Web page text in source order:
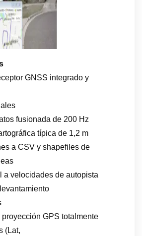
GNSS integrado y
fusionada de 200 Hz
típica de 1,2 m
a CSV y shapefiles de
a velocidades de autopista
GPS totalmente
(Lat,